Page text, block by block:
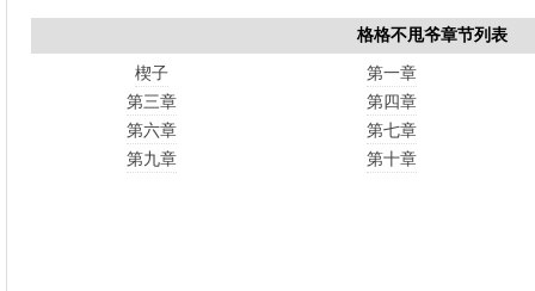
格格不甩爷章节列表
楔子
第一章
第三章
第四章
第六章
第七章
第九章
第十章